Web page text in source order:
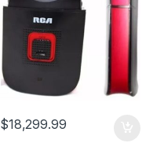
$18,299.99